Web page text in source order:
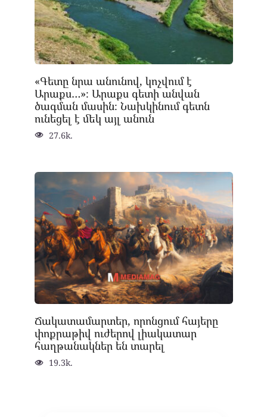
«Գետը նրա անունով, կոչվում է
Արաքս…»։ Արաքս գետի անվան
ծագման մասին։ Նախկինում գետն
ունեցել է մեկ այլ անուն
27.6k.
Ճակատամարտեր, որոնցում հայերը
փոքրաթիվ ուժերով լիակատար
հաղթանակներ են տարել
19.3k.